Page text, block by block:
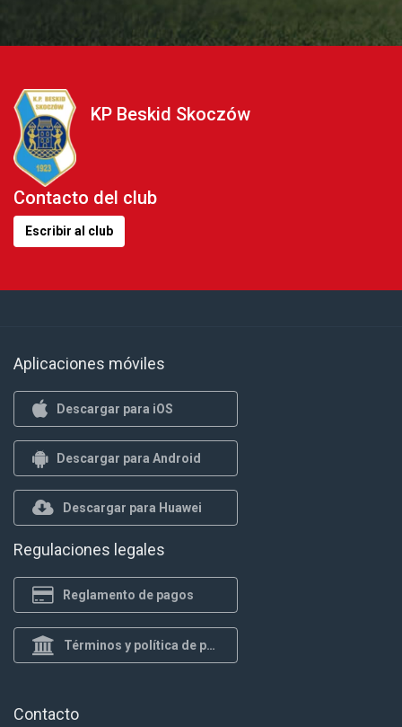
KP Beskid Skoczów
Contacto del club
Escribir al club
Aplicaciones móviles
Descargar para iOS
Descargar para Android
Descargar para Huawei
Regulaciones legales
Reglamento de pagos
Términos y política de privacidad
Contacto